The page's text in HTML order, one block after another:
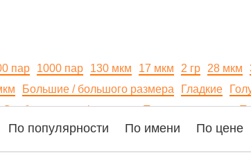
пар 1000 пар 130 мкм 17 мкм 2 гр 28 мкм
Большие / большого размера Гладкие
Особо прочные / плотные Полиэтиленовые
подошвой Текстурированные
бахил
По популярности По имени По цене